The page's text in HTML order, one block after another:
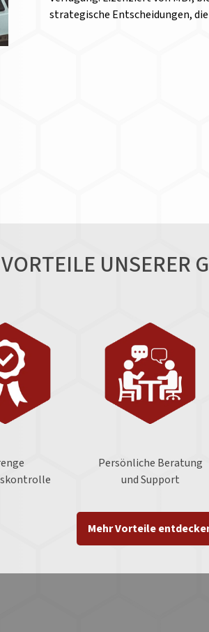
strategische Entscheidungen,
VORTEILE UNSERER
Persönliche Beratung
und Support
Mehr Vorteile